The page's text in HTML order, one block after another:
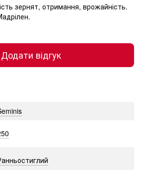
зернят, отримання, врожайність.
Додати відгук